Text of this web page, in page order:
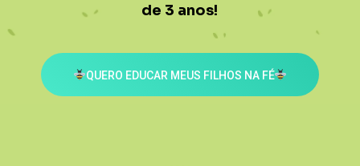
de 3 anos!
QUERO EDUCAR MEUS FILHOS NA FÉ